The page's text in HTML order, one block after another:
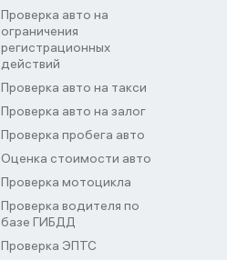
Проверка авто на
ограничения
регистрационных
действий
Проверка авто на такси
Проверка авто на залог
Проверка пробега авто
Оценка стоимости авто
Проверка мотоцикла
Проверка водителя по
базе ГИБДД
Проверка ЭПТС